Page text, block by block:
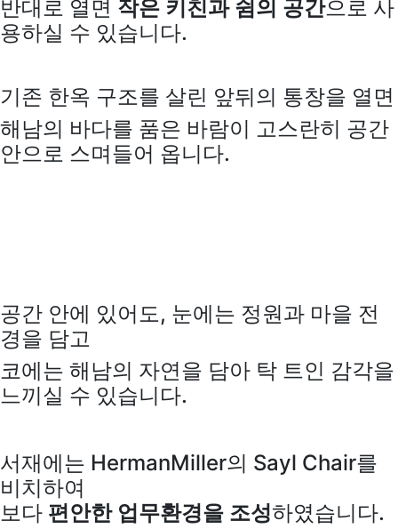
반대로 열면 작은 키친과 쉼의 공간으로 사
용하실 수 있습니다.
기존 한옥 구조를 살린 앞뒤의 통창을 열면
해남의 바다를 품은 바람이 고스란히 공간
안으로 스며들어 옵니다.
공간 안에 있어도, 눈에는 정원과 마을 전
경을 담고
코에는 해남의 자연을 담아 탁 트인 감각을
느끼실 수 있습니다.
서재에는 HermanMiller의 Sayl Chair를
비치하여
보다 편안한 업무환경을 조성하였습니다.